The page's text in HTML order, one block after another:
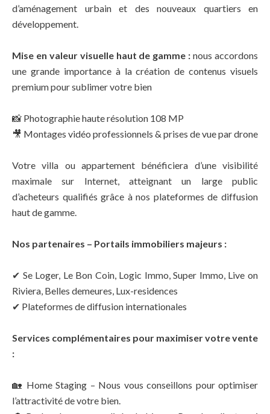
d’aménagement urbain et des nouveaux quartiers en
développement.
Mise en valeur visuelle haut de gamme :nous accordons
une grande importance à la création de contenus visuels
premium pour sublimer votre bien
📸 Photographie haute résolution 108 MP
🎥 Montages vidéo professionnels & prises de vue par drone
Votre villa ou appartement bénéficiera d’une visibilité
maximale sur Internet, atteignant un large public
d’acheteurs qualifiés grâce à nos plateformes de diffusion
haut de gamme.
Nos partenaires – Portails immobiliers majeurs :
✔ Se Loger, Le Bon Coin, Logic Immo, Super Immo, Live on
Riviera, Belles demeures, Lux-residences
✔ Plateformes de diffusion internationales
Services complémentaires pour maximiser votre vente
:
🏡 Home Staging – Nous vous conseillons pour optimiser
l’attractivité de votre bien.